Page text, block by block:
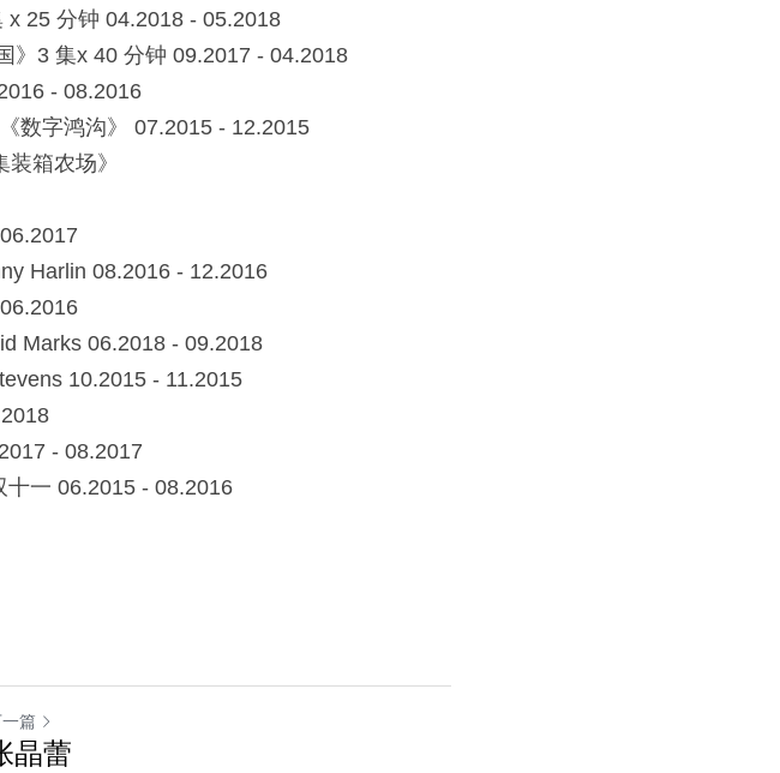
25 分钟 04.2018 - 05.2018
》3 集x 40 分钟 09.2017 - 04.2018
- 08.2016
数字鸿沟》 07.2015 - 12.2015
箱农场》
Harlin 08.2016 - 12.2016
Marks 06.2018 - 09.2018
10.2015 - 11.2015
- 08.2017
⼀ 06.2015 - 08.2016
篇
晶蕾